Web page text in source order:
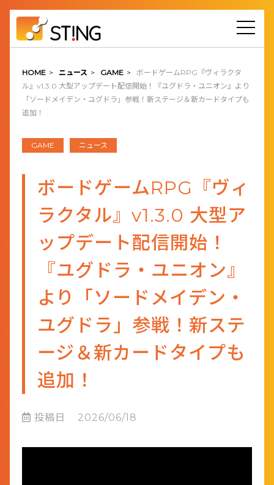
HOME > ニュース > GAME >
ボードゲームRPG『ヴィラクタ
ル』v1.3.0 大型アップデート配信開始！『ユグドラ・ユニオン』より
「ソードメイデン・ユグドラ」参戦！新ステージ＆新カードタイプも
追加！
GAME ニュース
ボードゲームRPG『ヴィ
ラクタル』v1.3.0 大型ア
ップデート配信開始！
『ユグドラ・ユニオン』
より「ソードメイデン・
ユグドラ」参戦！新ステ
ージ＆新カードタイプも
追加！
投稿日 2026/06/18